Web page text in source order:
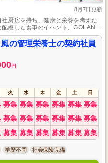
8月7日更新
社厨房を持ち、健康と栄養を考えた
慮した食事のイベント、GOHANグ
の管理栄養士の契約社員
円
火 水 木 金 土 日
募集 募集 募集 募集 募集 募集
募集 募集 募集 募集 募集 募集
募集 募集 募集 募集 募集 募集
学歴不問 社会保険完備